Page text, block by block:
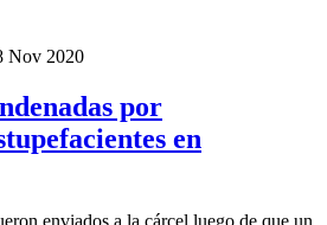
Nov 2020
por
en
enviados a la cárcel luego de que un